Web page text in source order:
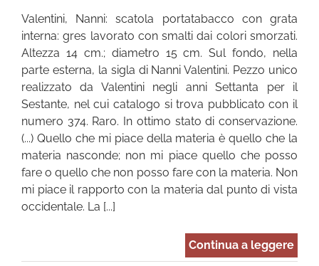
Valentini, Nanni: scatola portatabacco con grata
interna: gres lavorato con smalti dai colori smorzati.
Altezza 14 cm.; diametro 15 cm. Sul fondo, nella
parte esterna, la sigla di Nanni Valentini. Pezzo unico
realizzato da Valentini negli anni Settanta per il
Sestante, nel cui catalogo si trova pubblicato con il
numero 374. Raro. In ottimo stato di conservazione.
(...) Quello che mi piace della materia è quello che la
materia nasconde; non mi piace quello che posso
fare o quello che non posso fare con la materia. Non
mi piace il rapporto con la materia dal punto di vista
occidentale. La [...]
Continua a leggere